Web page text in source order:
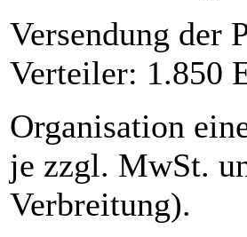
Versendung der
Verteiler: 1.850
Organisation
je zzgl. MwSt.
Verbreitung).